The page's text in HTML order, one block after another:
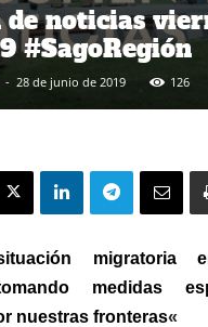
de noticias
#SagoRegión
- 28 de junio de 2019 126
migratoria
medidas
nuestras fronteras«